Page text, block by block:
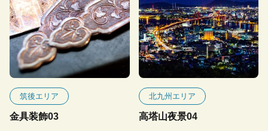
筑後エリア
金具装飾03
北九州エリア
高塔山夜景04